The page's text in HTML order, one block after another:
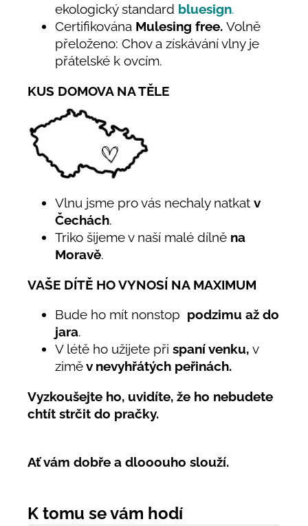
ekologický standard bluesign.
Certifikována Mulesing free. Volně
přeloženo: Chov a získávání vlny je
přátelské k ovcím.
KUS DOMOVA NA TĚLE
Vlnu jsme pro vás nechaly natkat v
Čechách.
Triko šijeme v naší malé dílně na
Moravě.
VAŠE DÍTĚ HO VYNOSÍ NA MAXIMUM
Bude ho mít nonstop podzimu až do
jara.
V létě ho užijete při spaní venku, v
ziměv nevyhřátých peřinách.
Vyzkoušejte ho, uvidíte, že ho nebudete
chtít strčit do pračky.
Ať vám dobře a dlooouho slouží.